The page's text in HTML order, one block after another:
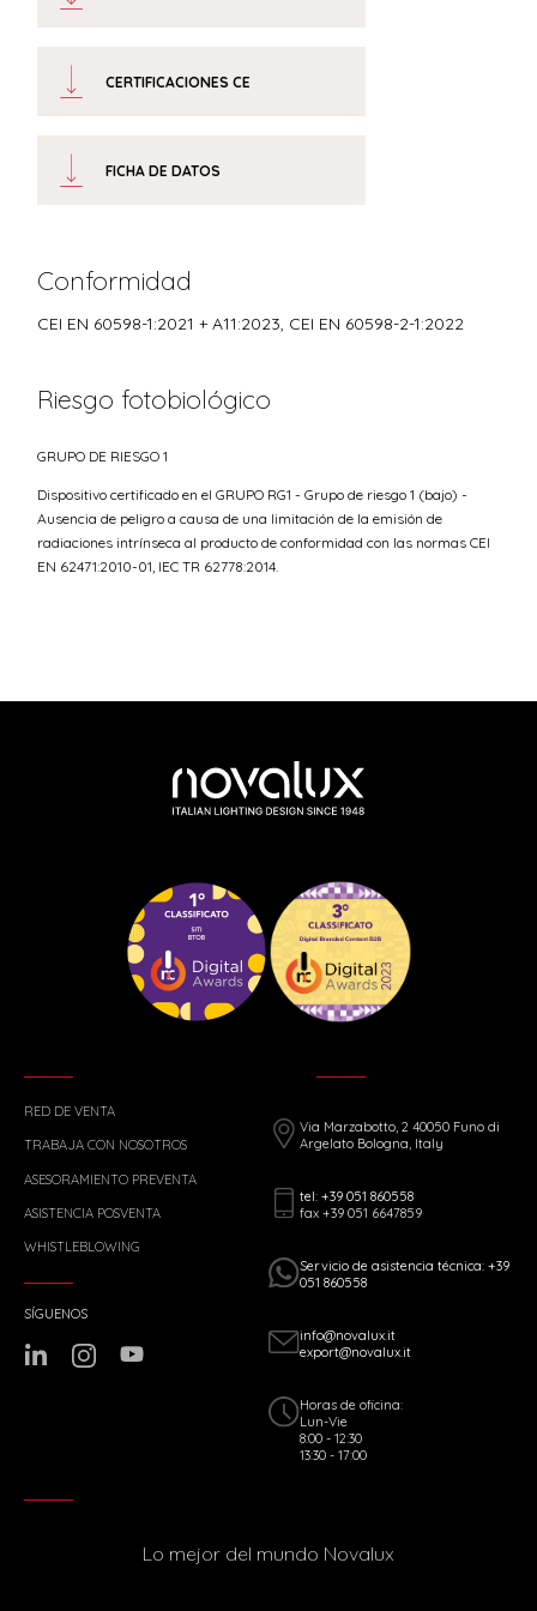
CERTIFICACIONES CE
FICHA DE DATOS
Conformidad
CEI EN 60598-1:2021 + A11:2023, CEI EN 60598-2-1:2022
Riesgo fotobiológico
GRUPO DE RIESGO 1
Dispositivo certificado en el GRUPO RG1 - Grupo de riesgo 1 (bajo) -
Ausencia de peligro a causa de una limitación de la emisión de
radiaciones intrínseca al producto de conformidad con las normas CEI
EN 62471:2010-01, IEC TR 62778:2014.
RED DE VENTA
TRABAJA CON NOSOTROS
ASESORAMIENTO PREVENTA
ASISTENCIA POSVENTA
WHISTLEBLOWING
Via Marzabotto, 2 40050 Funo di
Argelato Bologna, Italy
tel: +39 051 860558
fax +39 051 6647859
Servicio de asistencia técnica: +39
051 860558
info@novalux.it
export@novalux.it
Horas de oficina:
Lun-Vie
8:00 - 12:30
13:30 - 17:00
SÍGUENOS
Lo mejor del mundo Novalux